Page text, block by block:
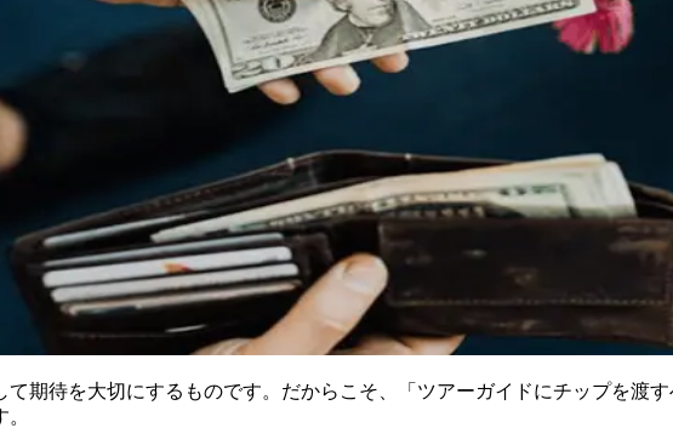
期待を大切にするものです。だからこそ、「ツアーガイドにチップを渡